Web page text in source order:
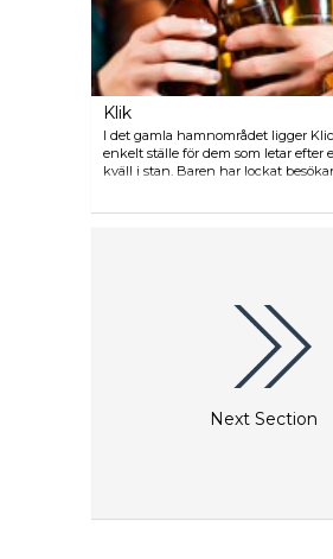
Klik
I det gamla hamnområdet ligger
enkelt ställe för dem som letar efter
kväll i stan. Baren har lockat
års tid - tack vare den schysta
Next Section